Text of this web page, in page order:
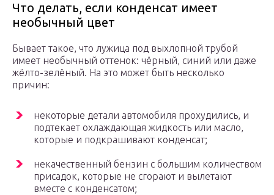
Что делать, если конденсат имеет
необычный цвет
Бывает такое, что лужица под выхлопной трубой
имеет необычный оттенок: чёрный, синий или даже
жёлто-зелёный. На это может быть несколько
причин:
некоторые детали автомобиля прохудились, и
подтекает охлаждающая жидкость или масло,
которые и подкрашивают конденсат;
некачественный бензин с большим количеством
присадок, которые не сгорают и вылетают
вместе с конденсатом;